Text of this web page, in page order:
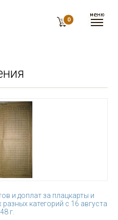
0
и доплат за плацкарты и
категорий с 16 августа
г.